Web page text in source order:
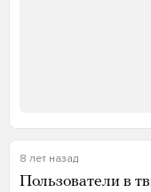
8 лет назад
Пользователи в